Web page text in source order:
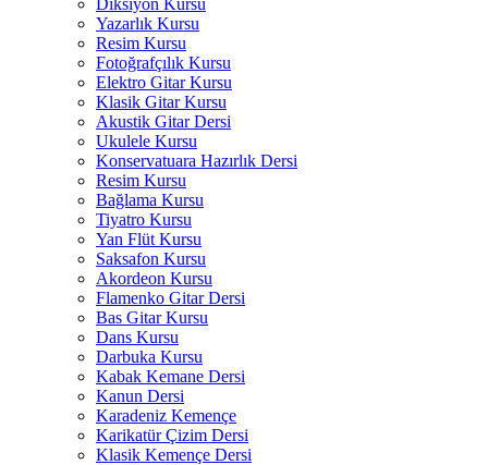
Diksiyon Kursu
Yazarlık Kursu
Resim Kursu
Fotoğrafçılık Kursu
Elektro Gitar Kursu
Klasik Gitar Kursu
Akustik Gitar Dersi
Ukulele Kursu
Konservatuara Hazırlık Dersi
Resim Kursu
Bağlama Kursu
Tiyatro Kursu
Yan Flüt Kursu
Saksafon Kursu
Akordeon Kursu
Flamenko Gitar Dersi
Bas Gitar Kursu
Dans Kursu
Darbuka Kursu
Kabak Kemane Dersi
Kanun Dersi
Karadeniz Kemençe
Karikatür Çizim Dersi
Klasik Kemençe Dersi